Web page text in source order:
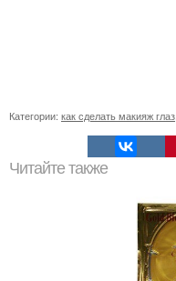
Категории: как сделать макияж глаз
Читайте также